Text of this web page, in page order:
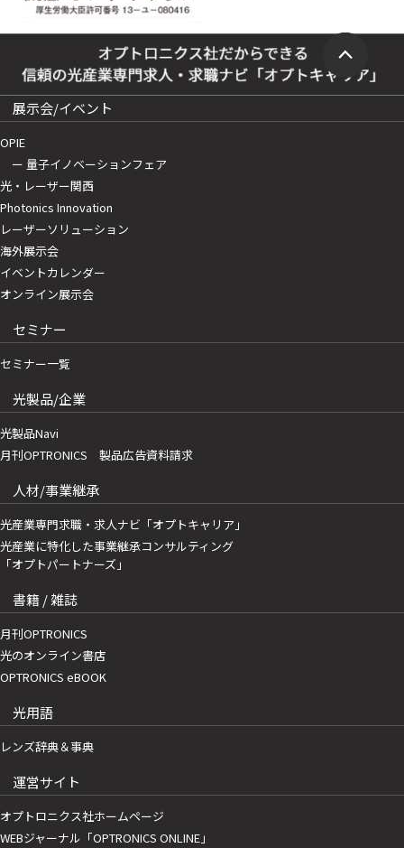
展示会/イベント
OPIE
ー 量子イノベーションフェア
光・レーザー関西
Photonics Innovation
レーザーソリューション
海外展示会
イベントカレンダー
オンライン展示会
セミナー
セミナー一覧
光製品/企業
光製品Navi
月刊OPTRONICS 製品広告資料請求
人材/事業継承
光産業専門求職・求人ナビ「オプトキャリア」
光産業に特化した事業継承コンサルティング
「オプトパートナーズ」
書籍 / 雑誌
月刊OPTRONICS
光のオンライン書店
OPTRONICS eBOOK
光用語
レンズ辞典＆事典
運営サイト
オプトロニクス社ホームページ
WEBジャーナル「OPTRONICS ONLINE」